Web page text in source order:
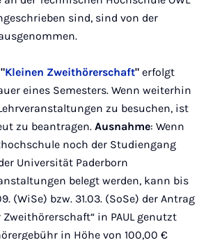
sind, sind von der
"Kleinen Zweithörerschaft" erfolgt
eines Semesters. Wenn weiterhin
zu besuchen, ist
zu beantragen. Ausnahme: Wenn
noch der Studiengang
Universität Paderborn
belegt werden, kann bis
(WiSe) bzw. 31.03. (SoSe) der Antrag
in PAUL genutzt
in Höhe von 100,00 €